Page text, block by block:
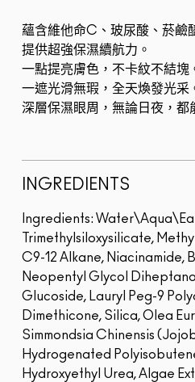
蘊含維他命C、玻尿酸、菸鹼
提供超強保濕續航力。
一點提亮膚色，不卡紋不結塊
一遮光滑無瑕，全天煥發光采
深層保濕眼周，無論日夜，都
INGREDIENTS
Ingredients:
Trimethylsiloxysilicate,
C9-12 Alkane, Niacinamide,
Neopentyl Glycol
Glucoside, Lauryl Peg-9
Dimethicone, Silica, Olea
Simmondsia Chinensis
Hydrogenated
Hydroxyethyl Urea, Algae